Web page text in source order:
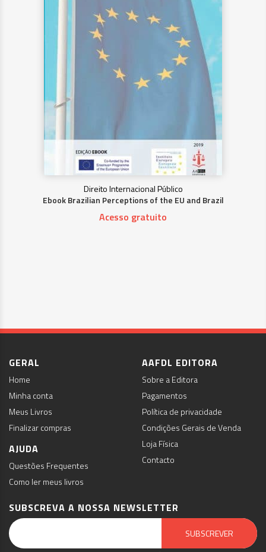
Direito Internacional Público
Ebook Brazilian Perceptions of the EU and Brazil
Acesso gratuito
GERAL
Home
Minha conta
Meus Livros
Finalizar compras
AJUDA
Questões Frequentes
Como ler meus livros
AAFDL EDITORA
Sobre a Editora
Pagamentos
Política de privacidade
Condições Gerais de Venda
Loja Física
Contacto
SUBSCREVA A NOSSA NEWSLETTER
SUBSCREVER
Email Marketing by E-goi